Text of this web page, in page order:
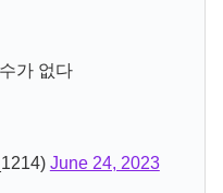
가 없다
June 24, 2023